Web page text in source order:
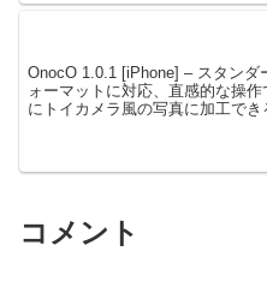
OnocO 1.0.1 [iPhone] – スタンダ
ォーマットに対応、直感的な操作
にトイカメラ風の写真に加工でき
コメント